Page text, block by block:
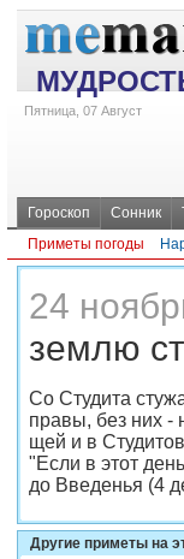
Пятница, 07 Август
Гороскоп Сонник
Приметы погоды
24
землю
Со Студита
правы, без них -
щей и в
"Если в этот
до Введенья (4
Другие приметы на